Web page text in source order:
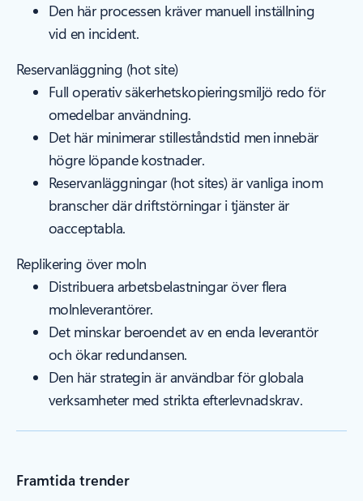
Den här processen kräver manuell inställning
vid en incident.
Reservanläggning (hot site)
Full operativ säkerhetskopieringsmiljö redo för
omedelbar användning.
Det här minimerar stilleståndstid men innebär
högre löpande kostnader.
Reservanläggningar (hot sites) är vanliga inom
branscher där driftstörningar i tjänster är
oacceptabla.
Replikering över moln
Distribuera arbetsbelastningar över flera
molnleverantörer.
Det minskar beroendet av en enda leverantör
och ökar redundansen.
Den här strategin är användbar för globala
verksamheter med strikta efterlevnadskrav.
Framtida trender